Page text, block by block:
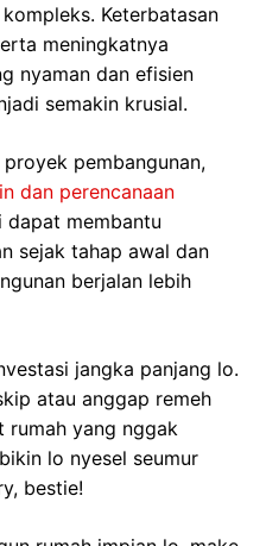
Keterbatasan
meningkatnya
nyaman dan efisien
semakin krusial.
pembangunan,
dan perencanaan
dapat membantu
sejak tahap awal dan
berjalan lebih
jangka panjang lo.
atau anggap remeh
rumah yang nggak
lo nyesel seumur
bestie!